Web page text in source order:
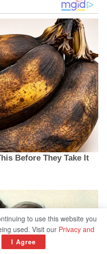
to use this website you
used. Visit our Privacy and
I Agree